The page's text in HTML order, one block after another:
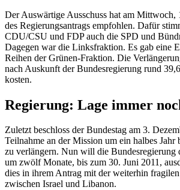
Der Auswärtige Ausschuss hat am Mittwoch,
des Regierungsantrags empfohlen. Dafür
CDU/CSU und FDP auch die SPD und
Dagegen war die Linksfraktion. Es gab eine
Reihen der Grünen-Fraktion. Die
nach Auskunft der Bundesregierung rund
kosten.
Regierung: Lage immer
Zuletzt beschloss der Bundestag am 3.
Teilnahme an der Mission um ein halbes Jahr
zu verlängern. Nun will die Bundesregierung
um zwölf Monate, bis zum 30. Juni 2011,
dies in ihrem Antrag mit der weiterhin
zwischen Israel und Libanon.